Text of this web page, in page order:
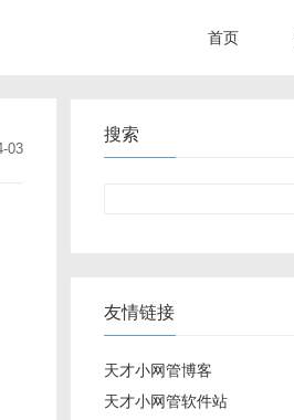
首页
03
搜索
友情链接
天才小网管博客
天才小网管软件站